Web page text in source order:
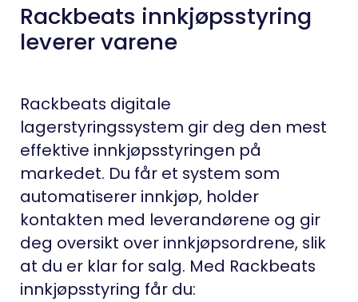
Rackbeats innkjøpsstyring
leverer varene
Rackbeats digitale
lagerstyringssystem gir deg den mest
effektive innkjøpsstyringen på
markedet. Du får et system som
automatiserer innkjøp, holder
kontakten med leverandørene og gir
deg oversikt over innkjøpsordrene, slik
at du er klar for salg. Med Rackbeats
innkjøpsstyring får du: